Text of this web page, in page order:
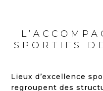
SPORTIFS
Lieux d’excellence
regroupent des